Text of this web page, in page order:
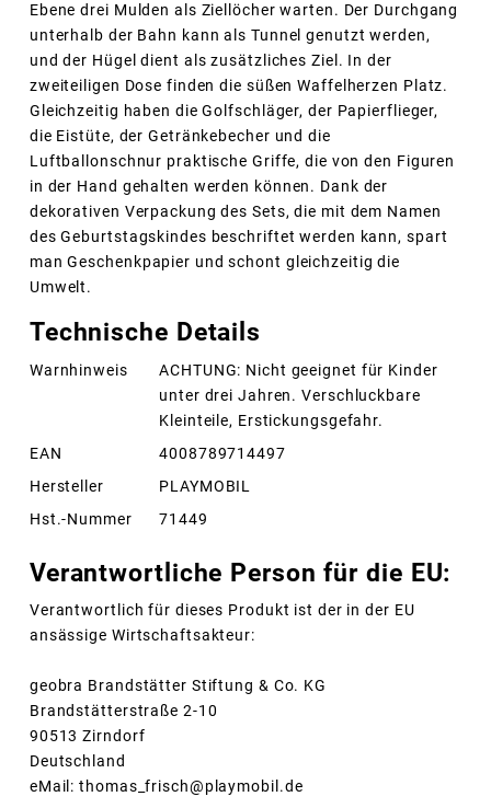
Ebene drei Mulden als Ziellöcher warten. Der Durchgang
unterhalb der Bahn kann als Tunnel genutzt werden,
und der Hügel dient als zusätzliches Ziel. In der
zweiteiligen Dose finden die süßen Waffelherzen Platz.
Gleichzeitig haben die Golfschläger, der Papierflieger,
die Eistüte, der Getränkebecher und die
Luftballonschnur praktische Griffe, die von den Figuren
in der Hand gehalten werden können. Dank der
dekorativen Verpackung des Sets, die mit dem Namen
des Geburtstagskindes beschriftet werden kann, spart
man Geschenkpapier und schont gleichzeitig die
Umwelt.
Technische Details
Warnhinweis
ACHTUNG: Nicht geeignet für Kinder
unter drei Jahren. Verschluckbare
Kleinteile, Erstickungsgefahr.
EAN
4008789714497
Hersteller
PLAYMOBIL
Hst.-Nummer
71449
Verantwortliche Person für die EU:
Verantwortlich für dieses Produkt ist der in der EU
ansässige Wirtschaftsakteur:
geobra Brandstätter Stiftung & Co. KG
Brandstätterstraße 2-10
90513 Zirndorf
Deutschland
eMail: thomas_frisch@playmobil.de